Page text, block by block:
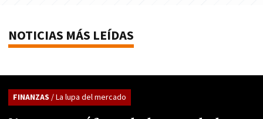
NOTICIAS MÁS LEÍDAS
FINANZAS / La lupa del mercado